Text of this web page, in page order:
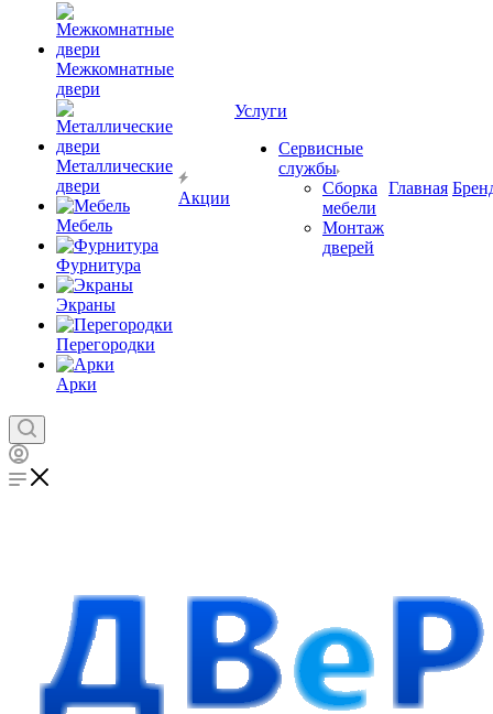
Межкомнатные
двери
Металлические
двери
Мебель
Фурнитура
Экраны
Перегородки
Арки
Акции
Услуги
Сервисные
службы
Сборка
мебели
Монтаж
дверей
Главная